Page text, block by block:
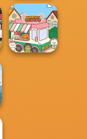
Dots and Boxes